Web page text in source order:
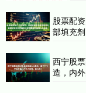
股票配
部填充
西宁股
造，内